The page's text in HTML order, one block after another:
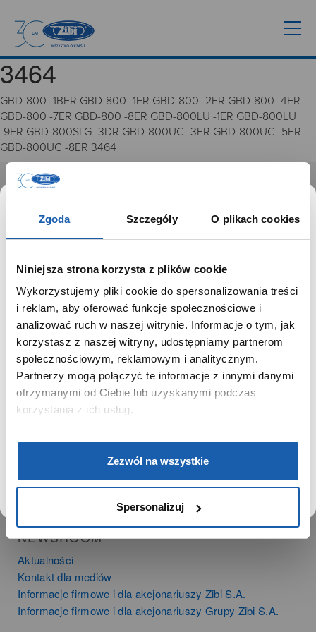
Zgoda Szczegóły O plikach cookies
Niniejsza strona korzysta z plików cookie
Wykorzystujemy pliki cookie do spersonalizowania treści
i reklam, aby oferować funkcje społecznościowe i
analizować ruch w naszej witrynie. Informacje o tym, jak
korzystasz z naszej witryny, udostępniamy partnerom
społecznościowym, reklamowym i analitycznym.
Partnerzy mogą połączyć te informacje z innymi danymi
otrzymanymi od Ciebie lub uzyskanymi podczas
korzystania z ich usług.
Zezwól na wszystkie
Spersonalizuj
3464
GBD-800 -1BER GBD-800 -1ER GBD-800 -2ER GBD-800 -4ER
GBD-800 -7ER GBD-800 -8ER GBD-800LU -1ER GBD-800LU
-9ER GBD-800SLG -3DR GBD-800UC -3ER GBD-800UC -5ER
GBD-800UC -8ER 3464
GRUPA ZIBI
Historia
Misja, wizja i wartości Grupy Zibi
Kariera
Zgoda na ciasteczka
PRODUKTY
Zegarki
Instrumenty muzyczne
Kalkulatory
SIECI SPRZEDAŻY
Salony muzyczne Riff
NEWSROOM
Aktualności
Kontakt dla mediów
Informacje firmowe i dla akcjonariuszy Zibi S.A.
Informacje firmowe i dla akcjonariuszy Grupy Zibi S.A.
SZANOWNY UŻYTKOWNIKU,
SZANOWNA UŻYTKOWNICZKO
Używamy plików cookie w celach analitycznych,
statystycznych i marketingowych, w tym aby analizować
ruch w tej witrynie, optymalizować jej działanie oraz
zapamiętywać Twoje preferencje.